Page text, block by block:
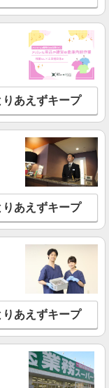
NEW
快適な暮らしのお
日払い有/週払い有/交
＞
＜稲毛駅チカ＞
詳細を見る
NEW
のデイサービス
日払い有/週払い有/交
＜稲毛駅チカ＞
詳細を見る
NEW
やかな職場×週
日払い有/週払い有/交
りあえずキープ
りあえずキープ
りあえずキープ